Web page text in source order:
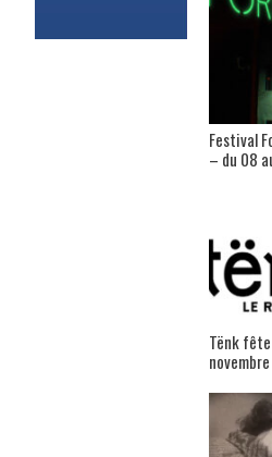
Festival
– du 08
Tënk